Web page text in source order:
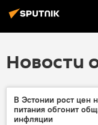
Новости
В Эстонии рост цен
питания обгонит
инфляции